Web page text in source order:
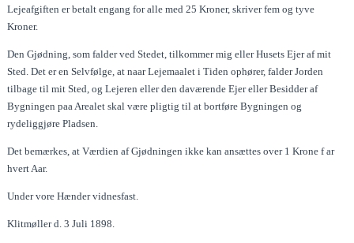
Lejeafgiften er betalt engang for alle med 25 Kroner, skriver fem og tyve
Kroner.
Den Gjødning, som falder ved Stedet, tilkommer mig eller Husets Ejer af mit
Sted. Det er en Selvfølge, at naar Lejemaalet i Tiden ophører, falder Jorden
tilbage til mit Sted, og Lejeren eller den daværende Ejer eller Besidder af
Bygningen paa Arealet skal være pligtig til at bortføre Bygningen og
rydeliggjøre Pladsen.
Det bemærkes, at Værdien af Gjødningen ikke kan ansættes over 1 Krone f ar
hvert Aar.
Under vore Hænder vidnesfast.
Klitmøller d. 3 Juli 1898.